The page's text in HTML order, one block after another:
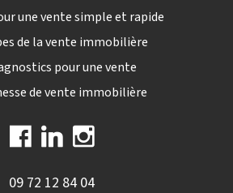
une vente simple et rapide
de la vente immobilière
pour une vente
de vente immobilière
09 72 12 84 04